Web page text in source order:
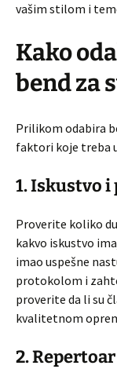
vašim stilom i
Kako
bend za
Prilikom odabira
faktori koje treba
1. Iskustvo
Proverite koliko
kakvo iskustvo
imao uspešne
protokolom i
proverite da li su
kvalitetnom
2.